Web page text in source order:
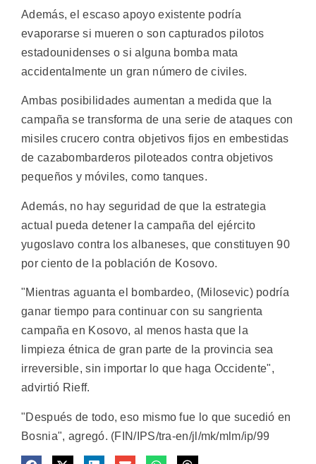
Además, el escaso apoyo existente podría
evaporarse si mueren o son capturados pilotos
estadounidenses o si alguna bomba mata
accidentalmente un gran número de civiles.
Ambas posibilidades aumentan a medida que la
campaña se transforma de una serie de ataques con
misiles crucero contra objetivos fijos en embestidas
de cazabombarderos piloteados contra objetivos
pequeños y móviles, como tanques.
Además, no hay seguridad de que la estrategia
actual pueda detener la campaña del ejército
yugoslavo contra los albaneses, que constituyen 90
por ciento de la población de Kosovo.
"Mientras aguanta el bombardeo, (Milosevic) podría
ganar tiempo para continuar con su sangrienta
campaña en Kosovo, al menos hasta que la
limpieza étnica de gran parte de la provincia sea
irreversible, sin importar lo que haga Occidente",
advirtió Rieff.
"Después de todo, eso mismo fue lo que sucedió en
Bosnia", agregó. (FIN/IPS/tra-en/jl/mk/mlm/ip/99